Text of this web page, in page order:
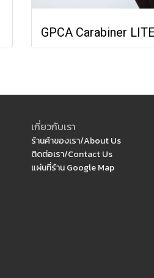
เกี่ยวกับเรา
ร้านค้าของเรา/About Us
ติดต่อเรา/Contact Us
แผ่นที่ร้าน Google Map